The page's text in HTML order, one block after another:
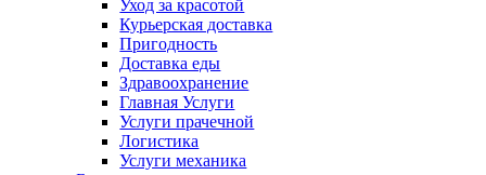
Уход за красотой
Курьерская доставка
Пригодность
Доставка еды
Здравоохранение
Главная Услуги
Услуги прачечной
Логистика
Услуги механика